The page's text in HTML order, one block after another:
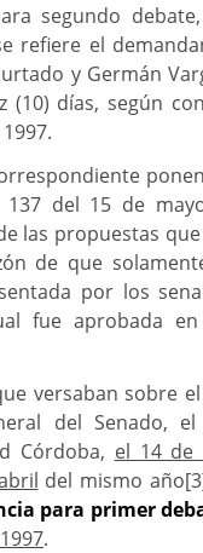
segundo
refiere el
y Germán
días, según
137 del 15 de
las propuestas
de que
por los
fue aprobada
versaban sobre
del Senado,
Córdoba, el 14 de
del mismo año
para primer
.